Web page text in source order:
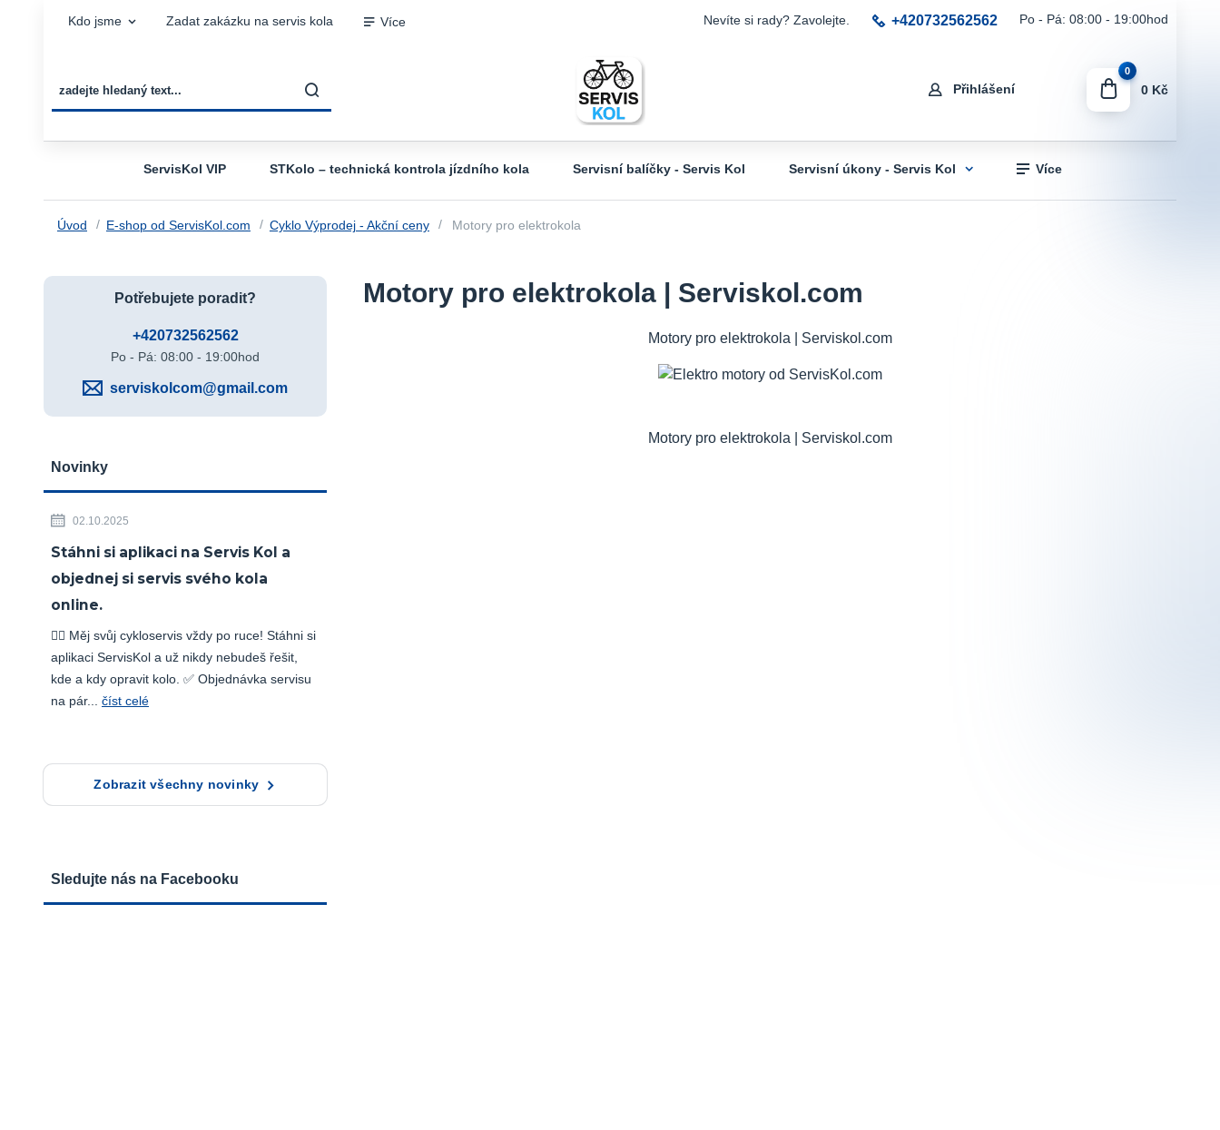
Kdo jsme Zadat zakázku na servis kola Více
Přihlášení
Nevíte si rady? Zavolejte. +420732562562 Po - Pá: 08:00 - 19:00hod
0
0 Kč
ServisKol VIP STKolo – technická kontrola jízdního kola Servisní balíčky - Servis Kol Servisní úkony - Servis Kol Více
Úvod E-shop od ServisKol.com Cyklo Výprodej - Akční ceny Motory pro elektrokola
Motory pro elektrokola | Serviskol.com
Motory pro elektrokola | Serviskol.com
Motory pro elektrokola | Serviskol.com
Potřebujete poradit?
+420732562562
Po - Pá: 08:00 - 19:00hod
serviskolcom@gmail.com
Novinky
02.10.2025
Stáhni si aplikaci na Servis Kol a
objednej si servis svého kola
online.
🚴‍♂️ Měj svůj cykloservis vždy po ruce! Stáhni si
aplikaci ServisKol a už nikdy nebudeš řešit,
kde a kdy opravit kolo. ✅ Objednávka servisu
na pár... číst celé
Zobrazit všechny novinky
Sledujte nás na Facebooku